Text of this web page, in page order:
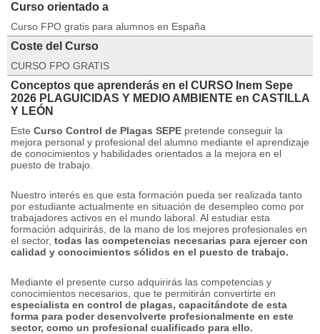
Curso orientado a
Curso FPO gratis para alumnos en España
Coste del Curso
CURSO FPO GRATIS
Conceptos que aprenderás en el CURSO Inem Sepe
2026 PLAGUICIDAS Y MEDIO AMBIENTE en CASTILLA
Y LEÓN
Este Curso Control de Plagas SEPE pretende conseguir la
mejora personal y profesional del alumno mediante el aprendizaje
de conocimientos y habilidades orientados a la mejora en el
puesto de trabajo.
Nuestro interés es que esta formación pueda ser realizada tanto
por estudiante actualmente en situación de desempleo como por
trabajadores activos en el mundo laboral. Al estudiar esta
formación adquirirás, de la mano de los mejores profesionales en
el sector, todas las competencias necesarias para ejercer con
calidad y conocimientos sólidos en el puesto de trabajo.
Mediante el presente curso adquirirás las competencias y
conocimientos necesarios, que te permitirán convertirte en
especialista en control de plagas, capacitándote de esta
forma para poder desenvolverte profesionalmente en este
sector, como un profesional cualificado para ello.